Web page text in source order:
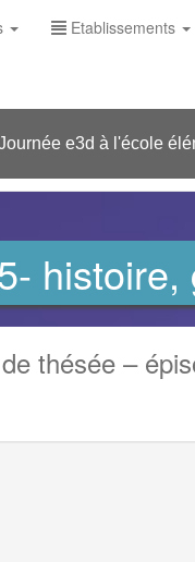
Etablissements
e3d à l'école
thésée –